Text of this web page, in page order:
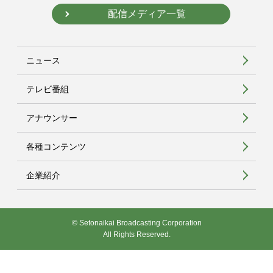
配信メディア一覧
ニュース
テレビ番組
アナウンサー
各種コンテンツ
企業紹介
© Setonaikai Broadcasting Corporation
All Rights Reserved.